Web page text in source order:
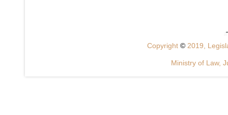
Copyright © 2019,
Ministry of Law,